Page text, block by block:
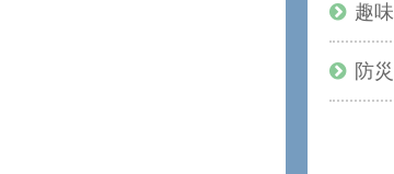
趣味
防災